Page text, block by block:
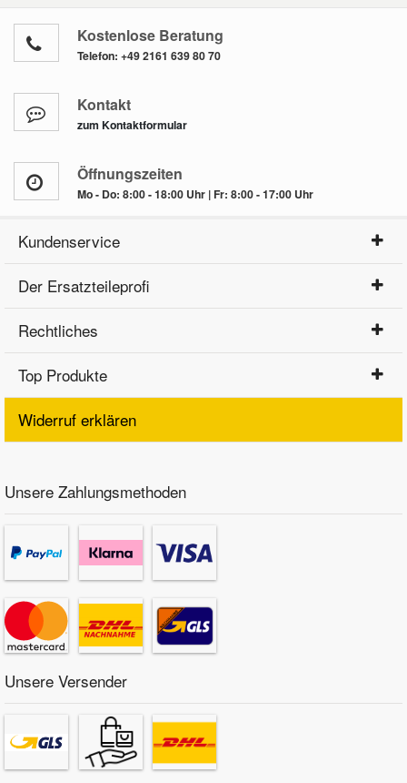
Kostenlose Beratung
Telefon: +49 2161 639 80 70
Kontakt
zum Kontaktformular
Öffnungszeiten
Mo - Do: 8:00 - 18:00 Uhr | Fr: 8:00 - 17:00 Uhr
Kundenservice
Der Ersatzteileprofi
Rechtliches
Top Produkte
Widerruf erklären
Unsere Zahlungsmethoden
Unsere Versender